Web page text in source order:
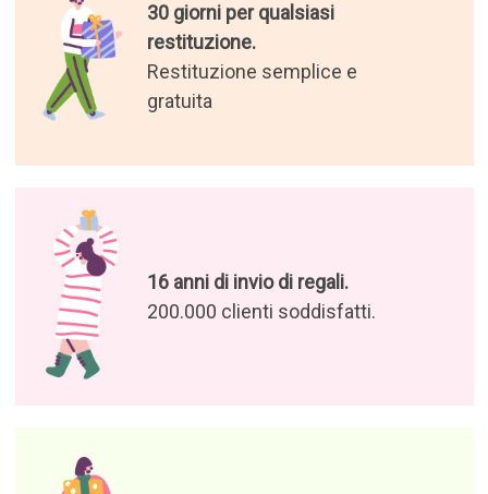
30 giorni per qualsiasi
restituzione.
Restituzione semplice e
gratuita
16 anni di invio di regali.
200.000 clienti soddisfatti.